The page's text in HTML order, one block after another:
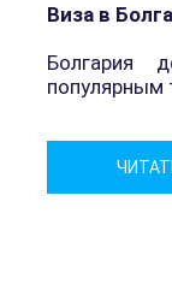
Виза в
Болгария
популярным